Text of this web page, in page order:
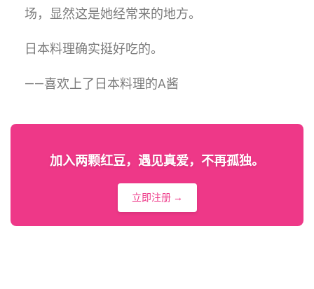
场，显然这是她经常来的地方。
日本料理确实挺好吃的。
——喜欢上了日本料理的A酱
加入两颗红豆，遇见真爱，不再孤独。
立即注册 →